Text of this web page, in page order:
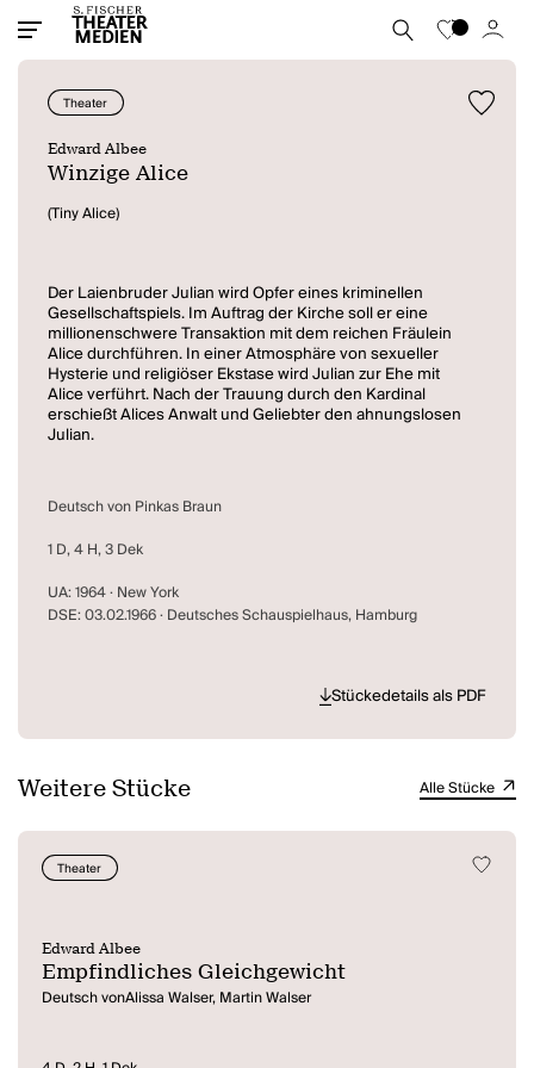
Theater
Edward Albee
Winzige Alice
(Tiny Alice)
Der Laienbruder Julian wird Opfer eines kriminellen
Gesellschaftspiels. Im Auftrag der Kirche soll er eine
millionenschwere Transaktion mit dem reichen Fräulein
Alice durchführen. In einer Atmosphäre von sexueller
Hysterie und religiöser Ekstase wird Julian zur Ehe mit
Alice verführt. Nach der Trauung durch den Kardinal
erschießt Alices Anwalt und Geliebter den ahnungslosen
Julian.
Deutsch von Pinkas Braun
1 D, 4 H, 3 Dek
UA: 1964 · New York
DSE: 03.02.1966 · Deutsches Schauspielhaus, Hamburg
Stückedetails als PDF
Weitere Stücke Alle Stücke
Theater
Edward Albee
Empfindliches Gleichgewicht
Deutsch vonAlissa Walser, Martin Walser